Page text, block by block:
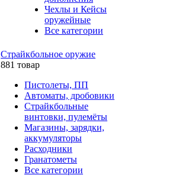
Чехлы и Кейсы
оружейные
Все категории
Страйкбольное оружие
881 товар
Пистолеты, ПП
Автоматы, дробовики
Страйкбольные
винтовки, пулемёты
Магазины, зарядки,
аккумуляторы
Расходники
Гранатометы
Все категории